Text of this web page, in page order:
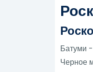
Батуми
Черное